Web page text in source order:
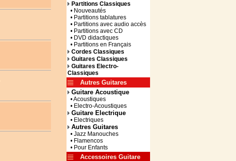
Partitions Classiques
• Nouveautés
• Partitions tablatures
• Partitions avec audio accès
• Partitions avec CD
• DVD didactiques
• Partitions en Français
Cordes Classiques
Guitares Classiques
Guitares Electro-
Classiques
Autres Guitares
Guitare Acoustique
• Acoustiques
• Electro-Acoustiques
Guitare Electrique
• Electriques
Autres Guitares
• Jazz Manouches
• Flamencos
• Pour Enfants
Accessoires Guitare